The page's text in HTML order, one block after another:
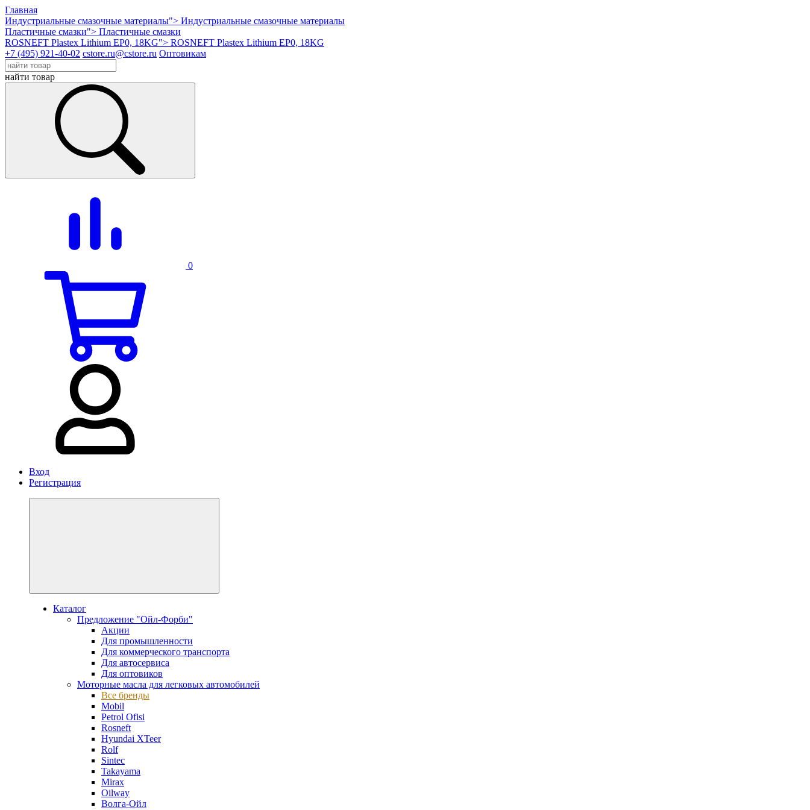
Главная
Индустриальные смазочные материалы"> Индустриальные смазочные материалы
Пластичные смазки"> Пластичные смазки
ROSNEFT Plastex Lithium EP0, 18KG"> ROSNEFT Plastex Lithium EP0, 18KG
+7 (495) 921-40-02 cstore.ru@cstore.ru Оптовикам
найти товар
0
Вход
Регистрация
Каталог
Предложение "Ойл-Форби"
Акции
Для промышленности
Для коммерческого транспорта
Для автосервиса
Для оптовиков
Моторные масла для легковых автомобилей
Все бренды
Mobil
Petrol Ofisi
Rosneft
Hyundai XTeer
Rolf
Sintec
Takayama
Mirax
Oilway
Волга-Ойл